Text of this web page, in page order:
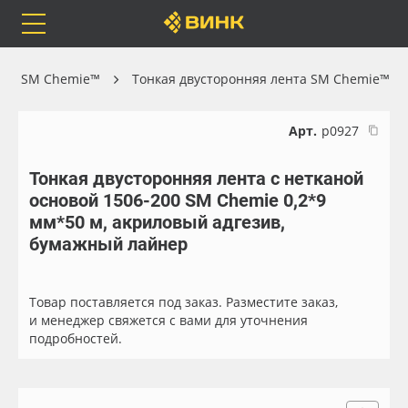
Каталог
Orafol
Доставка
Весь каталог
Рулонные материалы
Листовые материалы
SM Chemie™ Тонкая двусторонняя лента SM Chemie™
Арт. р0927
Тонкая двусторонняя лента с нетканой
основой 1506-200 SM Chemie 0,2*9
мм*50 м, акриловый адгезив,
бумажный лайнер
Товар поставляется под заказ. Разместите заказ,
и менеджер свяжется с вами для уточнения
подробностей.